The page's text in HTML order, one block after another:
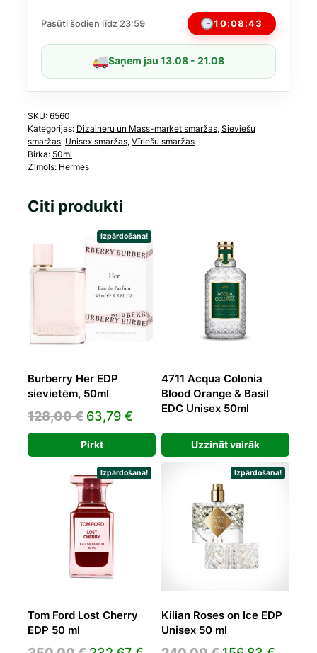
Unisex
ml
Pasūti šodien līdz 23:59 10:08:42
Saņem jau 13.08 - 21.08
SKU: 6560
Kategorijas: Dizaineru un Mass-market smaržas, Sieviešu
smaržas, Unisex smaržas, Vīriešu smaržas
Birka: 50ml
Zīmols: Hermes
Citi produkti
Izpārdošana!
Burberry Her EDP
sievietēm, 50ml
128,00€ Original
price
was:
128,00 €.
63,79 € Current
price
is:
63,79 €.
Pirkt
4711 Acqua Colonia
Blood Orange & Basil
EDC Unisex 50ml
Uzzināt vairāk
Izpārdošana!
Tom Ford Lost Cherry
EDP 50 ml
Izpārdošana!
Kilian Roses on Ice EDP
Unisex 50 ml